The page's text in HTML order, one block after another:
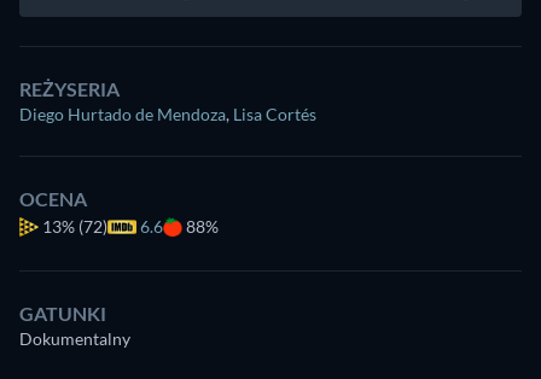
REŻYSERIA
Diego Hurtado de Mendoza, Lisa Cortés
OCENA
13% (72) 6.6 88%
GATUNKI
Dokumentalny